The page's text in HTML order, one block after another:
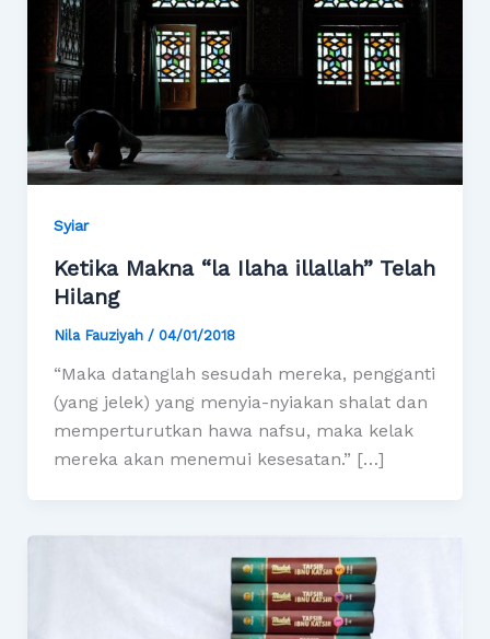
Syiar
Ketika Makna “la Ilaha illallah” Telah
Hilang
Nila Fauziyah / 04/01/2018
“Maka datanglah sesudah mereka, pengganti
(yang jelek) yang menyia-nyiakan shalat dan
memperturutkan hawa nafsu, maka kelak
mereka akan menemui kesesatan.” […]